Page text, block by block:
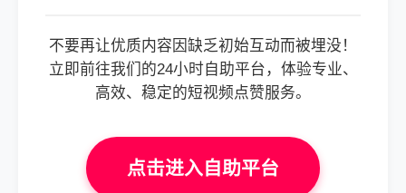
不要再让优质内容因缺乏初始互动而被埋没！
立即前往我们的24小时自助平台，体验专业、
高效、稳定的短视频点赞服务。
点击进入自助平台